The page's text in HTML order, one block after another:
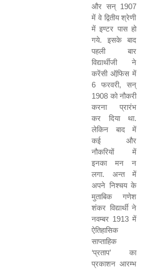
और सन् 1907
में वे द्वितीय श्रेणी
में इण्टर पास हो
गये. इसके बाद
पहली बार
विद्यार्थीजी ने
करेंसी ऑफि़स में
6 फरवरी, सन्
1908 को नौकरी
करना प्रारंभ
कर दिया था.
लेकिन बाद में
कई और
नौकरियों में
इनका मन न
लगा. अन्त में
अपने निश्चय के
मुताबिक गणेश
शंकर विद्यार्थी ने
नवम्बर 1913 में
ऐतिहासिक
साप्ताहिक
‘प्रताप’ का
प्रकाशन आरम्भ